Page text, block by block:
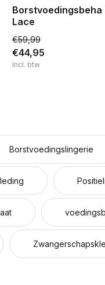
Borstvoedingsbeha
Lace
€59,99
€44,95
Incl. btw
Borstvoedingslingerie